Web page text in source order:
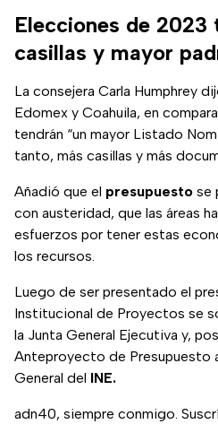
Elecciones de 2023
casillas y mayor
La consejera Carla Humphrey
Edomex y Coahuila, en
tendrán “un mayor Listado
tanto, más casillas y más
Añadió que el presupuesto se
con austeridad, que las áreas
esfuerzos por tener estas
los recursos.
Luego de ser presentado el
Institucional de Proyectos se
la Junta General Ejecutiva y,
Anteproyecto de Presupuesto
General del INE.
adn40, siempre conmigo.